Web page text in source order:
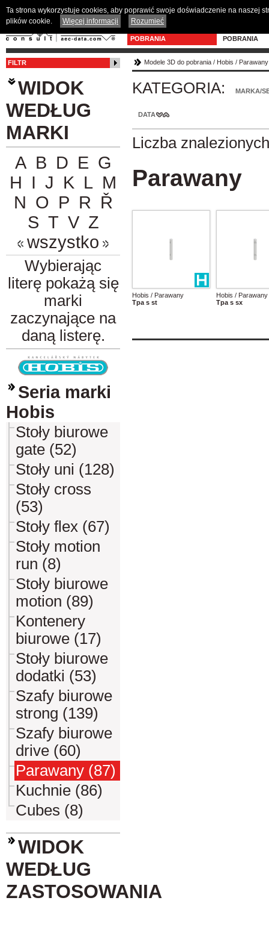
POBRANIA
POBRANIA
FILTR
WIDOK
WEDŁUG
MARKI
A B D E G
H I J K L M
N O P R Ř
S T V Z
wszystko
Wybierając
literę pokażą się
marki
zaczynające na
daną listerę.
Seria marki
Hobis
Stoły biurowe
gate (52)
Stoły uni (128)
Stoły cross
(53)
Stoły flex (67)
Stoły motion
run (8)
Stoły biurowe
motion (89)
Kontenery
biurowe (17)
Stoły biurowe
dodatki (53)
Szafy biurowe
strong (139)
Szafy biurowe
drive (60)
Parawany (87)
Kuchnie (86)
Cubes (8)
WIDOK
WEDŁUG
ZASTOSOWANIA
Modele 3D do pobrania / Hobis / Parawany
KATEGORIA: MARKA/
DATA
Liczba
Parawany
Hobis / Parawany
Tpa s st
Hobis / Parawany
Tpa s sx
Ta strona wykorzystuje cookies, aby poprawić swoje doświadczenie na naszej
plików cookie.
Więcej informacji Rozumieć